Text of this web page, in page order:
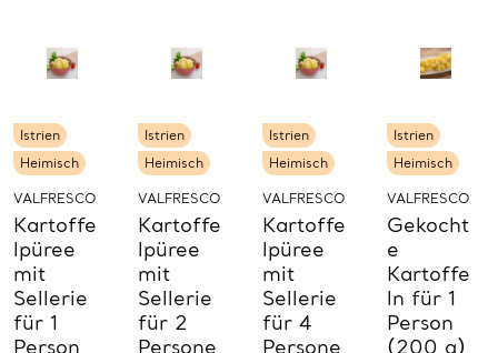
Heimisch
Istrien
VALFRESCO
Kartoffe
lpüree
mit
Sellerie
für 1
Person
Heimisch
Istrien
VALFRESCO
Kartoffe
lpüree
mit
Sellerie
für 2
Persone
Heimisch
Istrien
VALFRESCO
Kartoffe
lpüree
mit
Sellerie
für 4
Persone
Heimisch
Istrien
VALFRESCO
Gekocht
e
Kartoffe
ln für 1
Person
(200 g)